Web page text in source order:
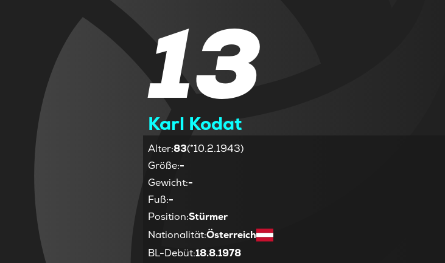
13
Karl Kodat
Alter:83(*10.2.1943)
Größe:-
Gewicht:-
Fuß:-
Position:Stürmer
Nationalität:Österreich
BL-Debüt:18.8.1978